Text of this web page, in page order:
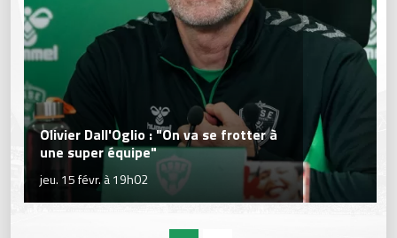
Olivier Dall'Oglio : "On va se frotter à
une super équipe"
jeu. 15 févr. à 19h02